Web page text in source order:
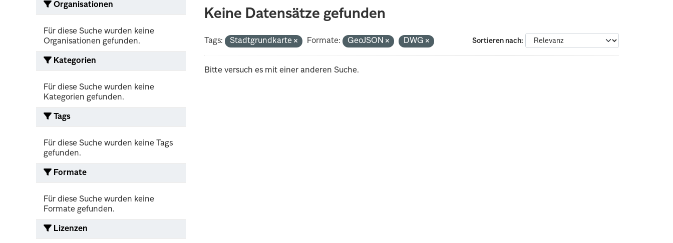
Organisationen
Für diese Suche wurden keine
Organisationen gefunden.
Kategorien
Für diese Suche wurden keine
Kategorien gefunden.
Tags
Für diese Suche wurden keine Tags
gefunden.
Formate
Für diese Suche wurden keine
Formate gefunden.
Lizenzen
Keine Datensätze gefunden
Sortieren nach
Tags: Stadtgrundkarte Formate: GeoJSON DWG
Bitte versuch es mit einer anderen Suche.